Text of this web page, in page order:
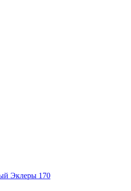
Эклеры 170